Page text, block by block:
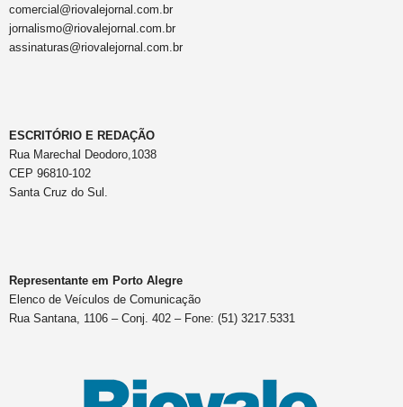
comercial@riovalejornal.com.br
jornalismo@riovalejornal.com.br
assinaturas@riovalejornal.com.br
ESCRITÓRIO E REDAÇÃO
Rua Marechal Deodoro,1038
CEP 96810-102
Santa Cruz do Sul.
Representante em Porto Alegre
Elenco de Veículos de Comunicação
Rua Santana, 1106 – Conj. 402 – Fone: (51) 3217.5331